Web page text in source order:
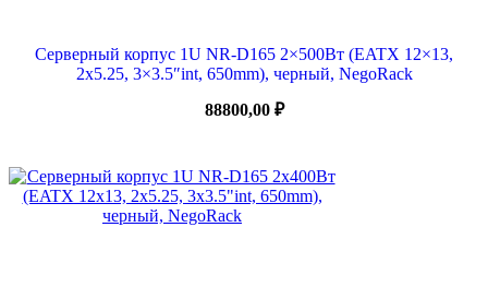
Серверный корпус 1U NR-D165 2×500Вт (EATX 12×13,
2х5.25, 3×3.5″int, 650mm), черный, NegoRack
88800,00 ₽